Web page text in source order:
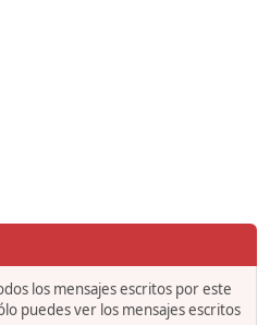
los mensajes escritos por este
puedes ver los mensajes escritos